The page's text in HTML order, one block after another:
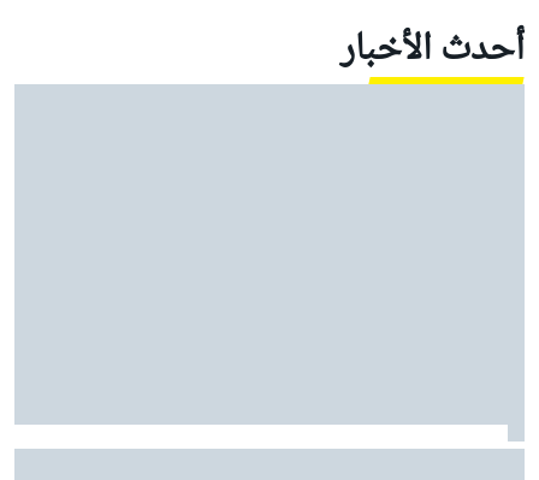
أحدث الأخبار
بيرمان يشرح كيف يستمد "ثقة هائلة" من تألق أنتونيللي